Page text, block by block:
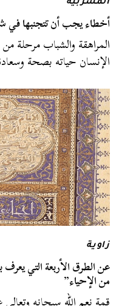
المشربية
أخطاء يجب أن تتجنبها في
المراهقة والشباب مرحلة
الإنسان حياته بصحة
زاوية
عن الطرق الأربعة التي
من الإحياء”